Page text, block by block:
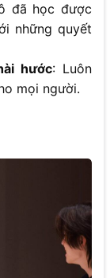
đã học được
những quyết
hước: Luôn
mọi người.